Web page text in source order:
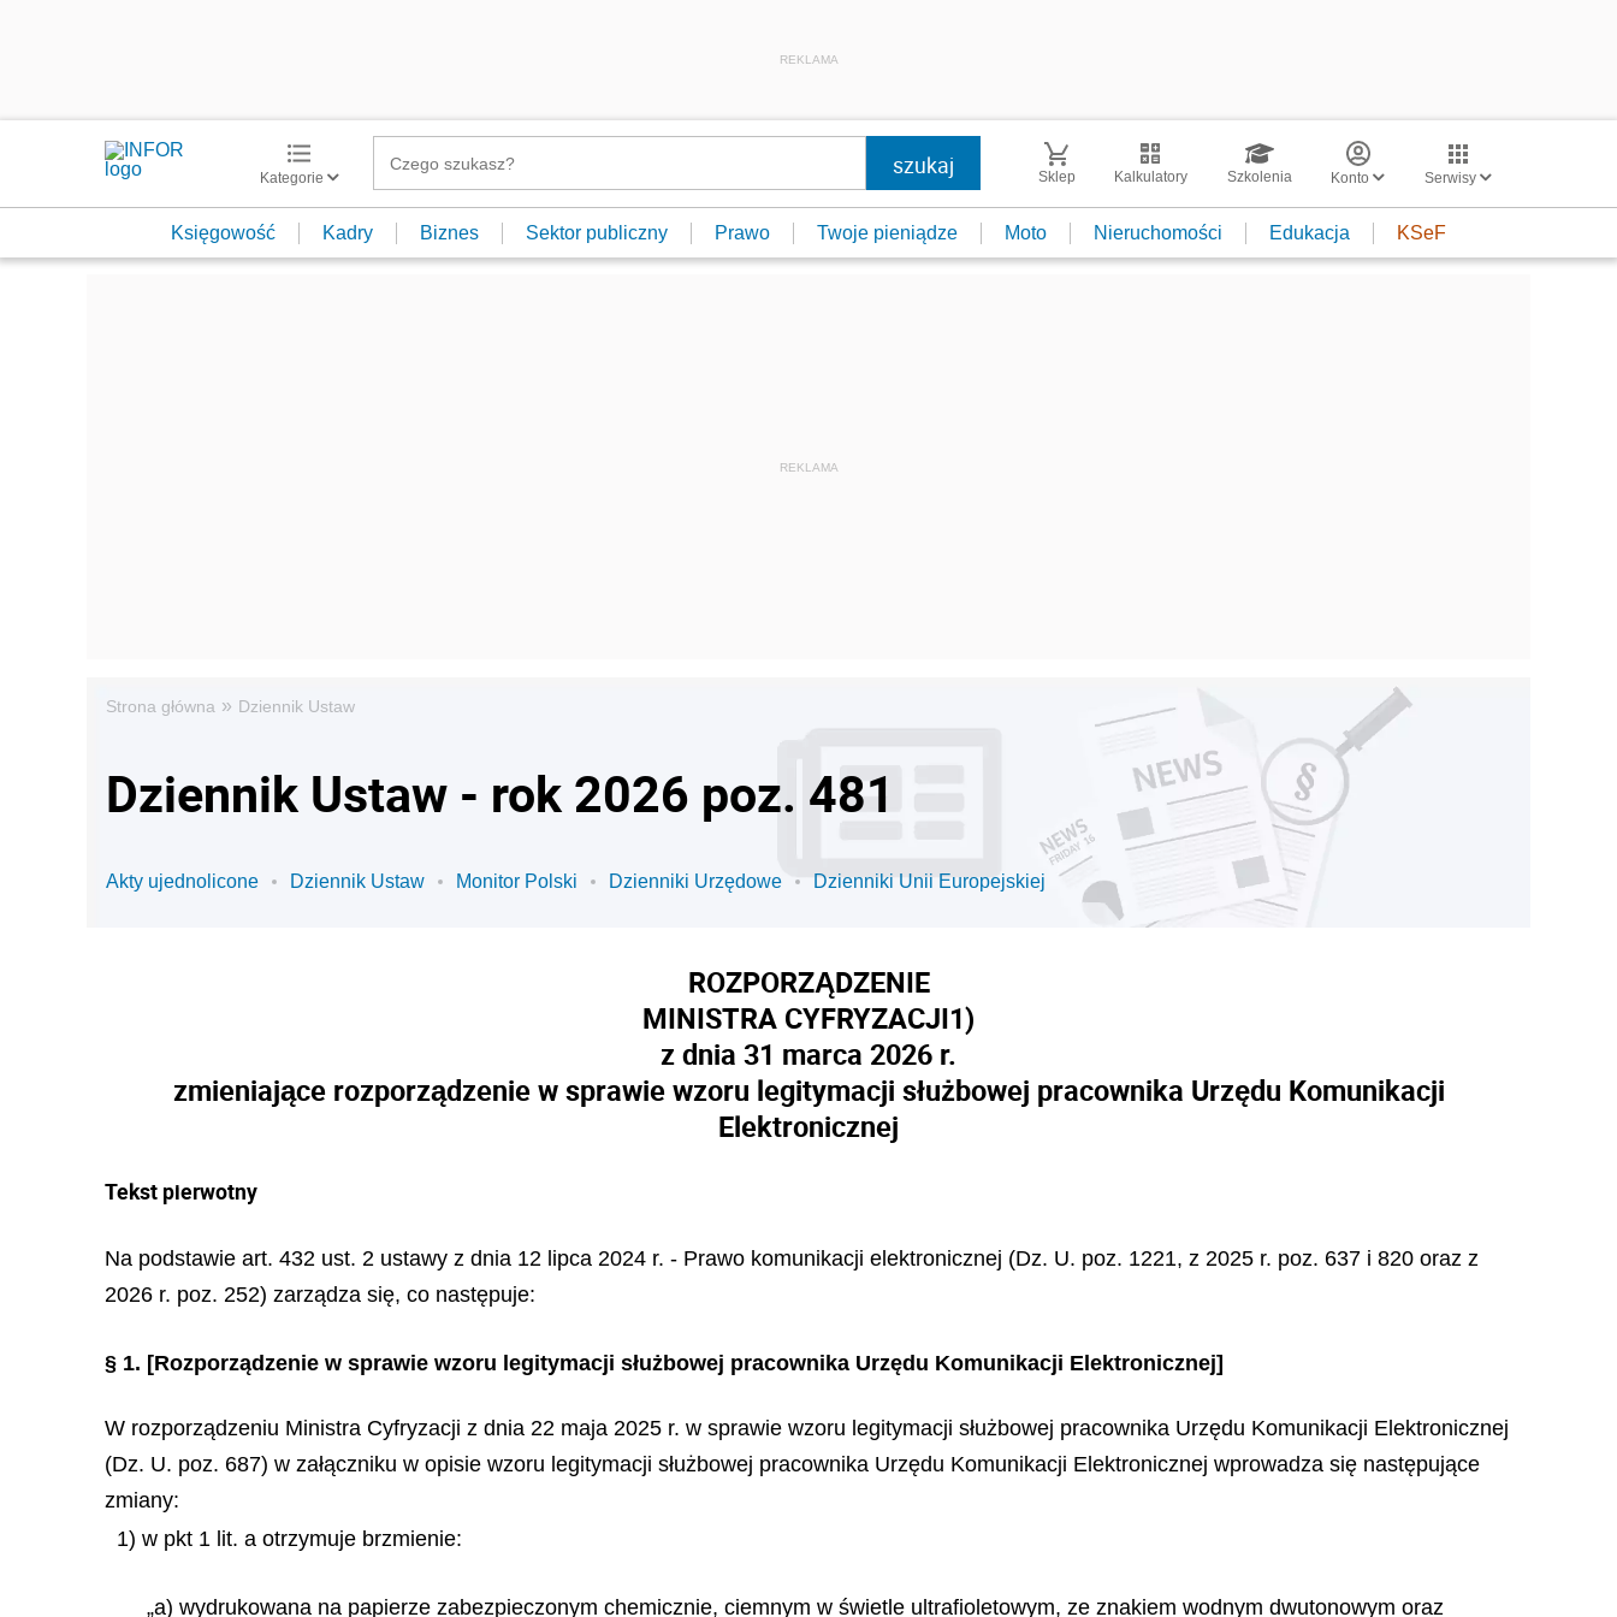
REKLAMA
Kategorie Sklep Kalkulatory Szkolenia Konto Serwisy
Księgowość Kadry Biznes Sektor publiczny Prawo Twoje pieniądze Moto Nieruchomości Edukacja KSeF
Strona główna » Dziennik Ustaw
Dziennik Ustaw - rok 2026 poz. 481
Akty ujednolicone Dziennik Ustaw Monitor Polski Dzienniki Urzędowe Dzienniki Unii Europejskiej
ROZPORZĄDZENIE
MINISTRA CYFRYZACJI1)
z dnia 31 marca 2026 r.
zmieniające rozporządzenie w sprawie wzoru legitymacji służbowej pracownika Urzędu Komunikacji
Elektronicznej
Tekst pierwotny
Na podstawie art. 432 ust. 2 ustawy z dnia 12 lipca 2024 r. - Prawo komunikacji elektronicznej (Dz. U. poz. 1221, z 2025 r. poz. 637 i 820 oraz z
2026 r. poz. 252) zarządza się, co następuje:
§ 1. [Rozporządzenie w sprawie wzoru legitymacji służbowej pracownika Urzędu Komunikacji Elektronicznej]
W rozporządzeniu Ministra Cyfryzacji z dnia 22 maja 2025 r. w sprawie wzoru legitymacji służbowej pracownika Urzędu Komunikacji Elektronicznej
(Dz. U. poz. 687) w załączniku w opisie wzoru legitymacji służbowej pracownika Urzędu Komunikacji Elektronicznej wprowadza się następujące
zmiany:
1) w pkt 1 lit. a otrzymuje brzmienie:
„a) wydrukowana na papierze zabezpieczonym chemicznie, ciemnym w świetle ultrafioletowym, ze znakiem wodnym dwutonowym oraz